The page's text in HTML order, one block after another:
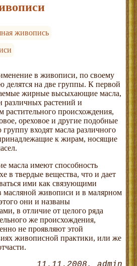
живопись
в живописи, по своему
делятся на две группы. К первой
жирные высыхающие масла,
различных растений и
растительного происхождения,
ореховое и другие подобные
входят масла различного
к жирам, носящие
имеют способность
в твердые вещества, что и дает
ими как связующими
масляной живописи и в малярном
они и названы
в отличие от целого ряда
же происхождения,
не проявляют этой
живописной практики, или же